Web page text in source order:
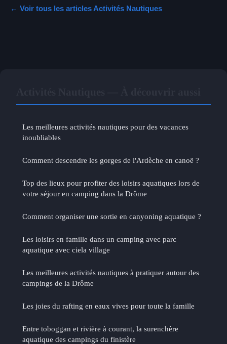
← Voir tous les articles Activités Nautiques
Les meilleures activités nautiques pour des vacances
inoubliables
Comment descendre les gorges de l'Ardèche en canoë ?
Top des lieux pour profiter des loisirs aquatiques lors de
votre séjour en camping dans la Drôme
Comment organiser une sortie en canyoning aquatique ?
Les loisirs en famille dans un camping avec parc
aquatique avec ciela village
Les meilleures activités nautiques à pratiquer autour des
campings de la Drôme
Les joies du rafting en eaux vives pour toute la famille
Entre toboggan et rivière à courant, la surenchère
aquatique des campings du finistère